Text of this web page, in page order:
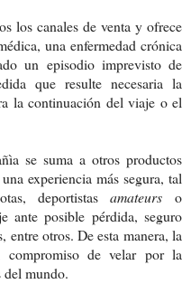
los canales de venta y ofrece
una enfermedad crónica
un episodio imprevisto de
que resulte necesaria la
la continuación del viaje o el
se suma a otros productos
experiencia más segura, tal
deportistasamateurs o
ante posible pérdida, seguro
entre otros. De esta manera, la
compromiso de velar por la
del mundo.